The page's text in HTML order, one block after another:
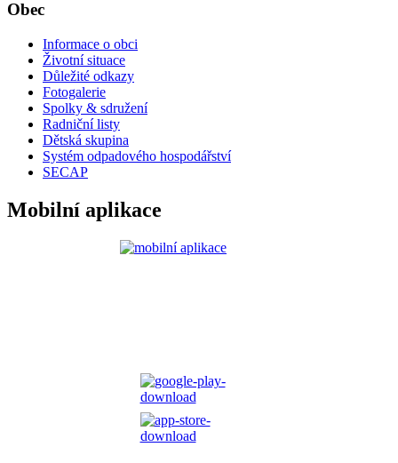
Obec
Informace o obci
Životní situace
Důležité odkazy
Fotogalerie
Spolky & sdružení
Radniční listy
Dětská skupina
Systém odpadového hospodářství
SECAP
Mobilní aplikace